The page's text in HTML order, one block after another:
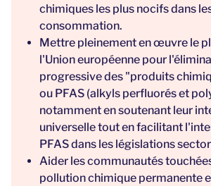
chimiques les plus nocifs dans
consommation.
Mettre pleinement en œuvre le
l'Union européenne pour
progressive des "produits
ou PFAS (alkyls perfluorés et
notamment en soutenant leur
universelle tout en facilitant
PFAS dans les législations
Aider les communautés
pollution chimique permanente